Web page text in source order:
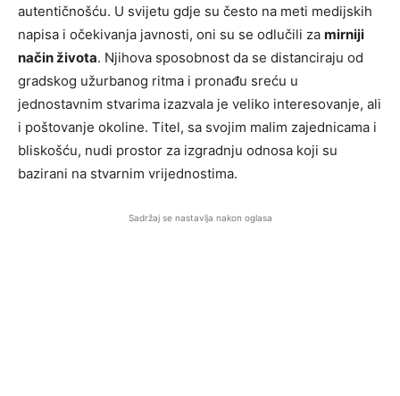
autentičnošću. U svijetu gdje su često na meti medijskih
napisa i očekivanja javnosti, oni su se odlučili za mirniji
način života. Njihova sposobnost da se distanciraju od
gradskog užurbanog ritma i pronađu sreću u
jednostavnim stvarima izazvala je veliko interesovanje, ali
i poštovanje okoline. Titel, sa svojim malim zajednicama i
bliskošću, nudi prostor za izgradnju odnosa koji su
bazirani na stvarnim vrijednostima.
Sadržaj se nastavlja nakon oglasa